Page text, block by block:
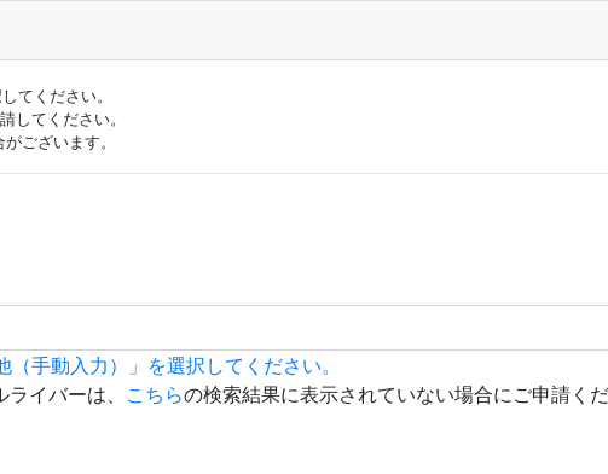
てください。
してください。
ございます。
手動入力）」を選択してください。
イバーは、 こちらの検索結果に表示されていない場合にご申請く